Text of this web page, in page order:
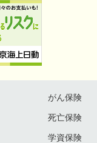
がん保険
死亡保険
学資保険